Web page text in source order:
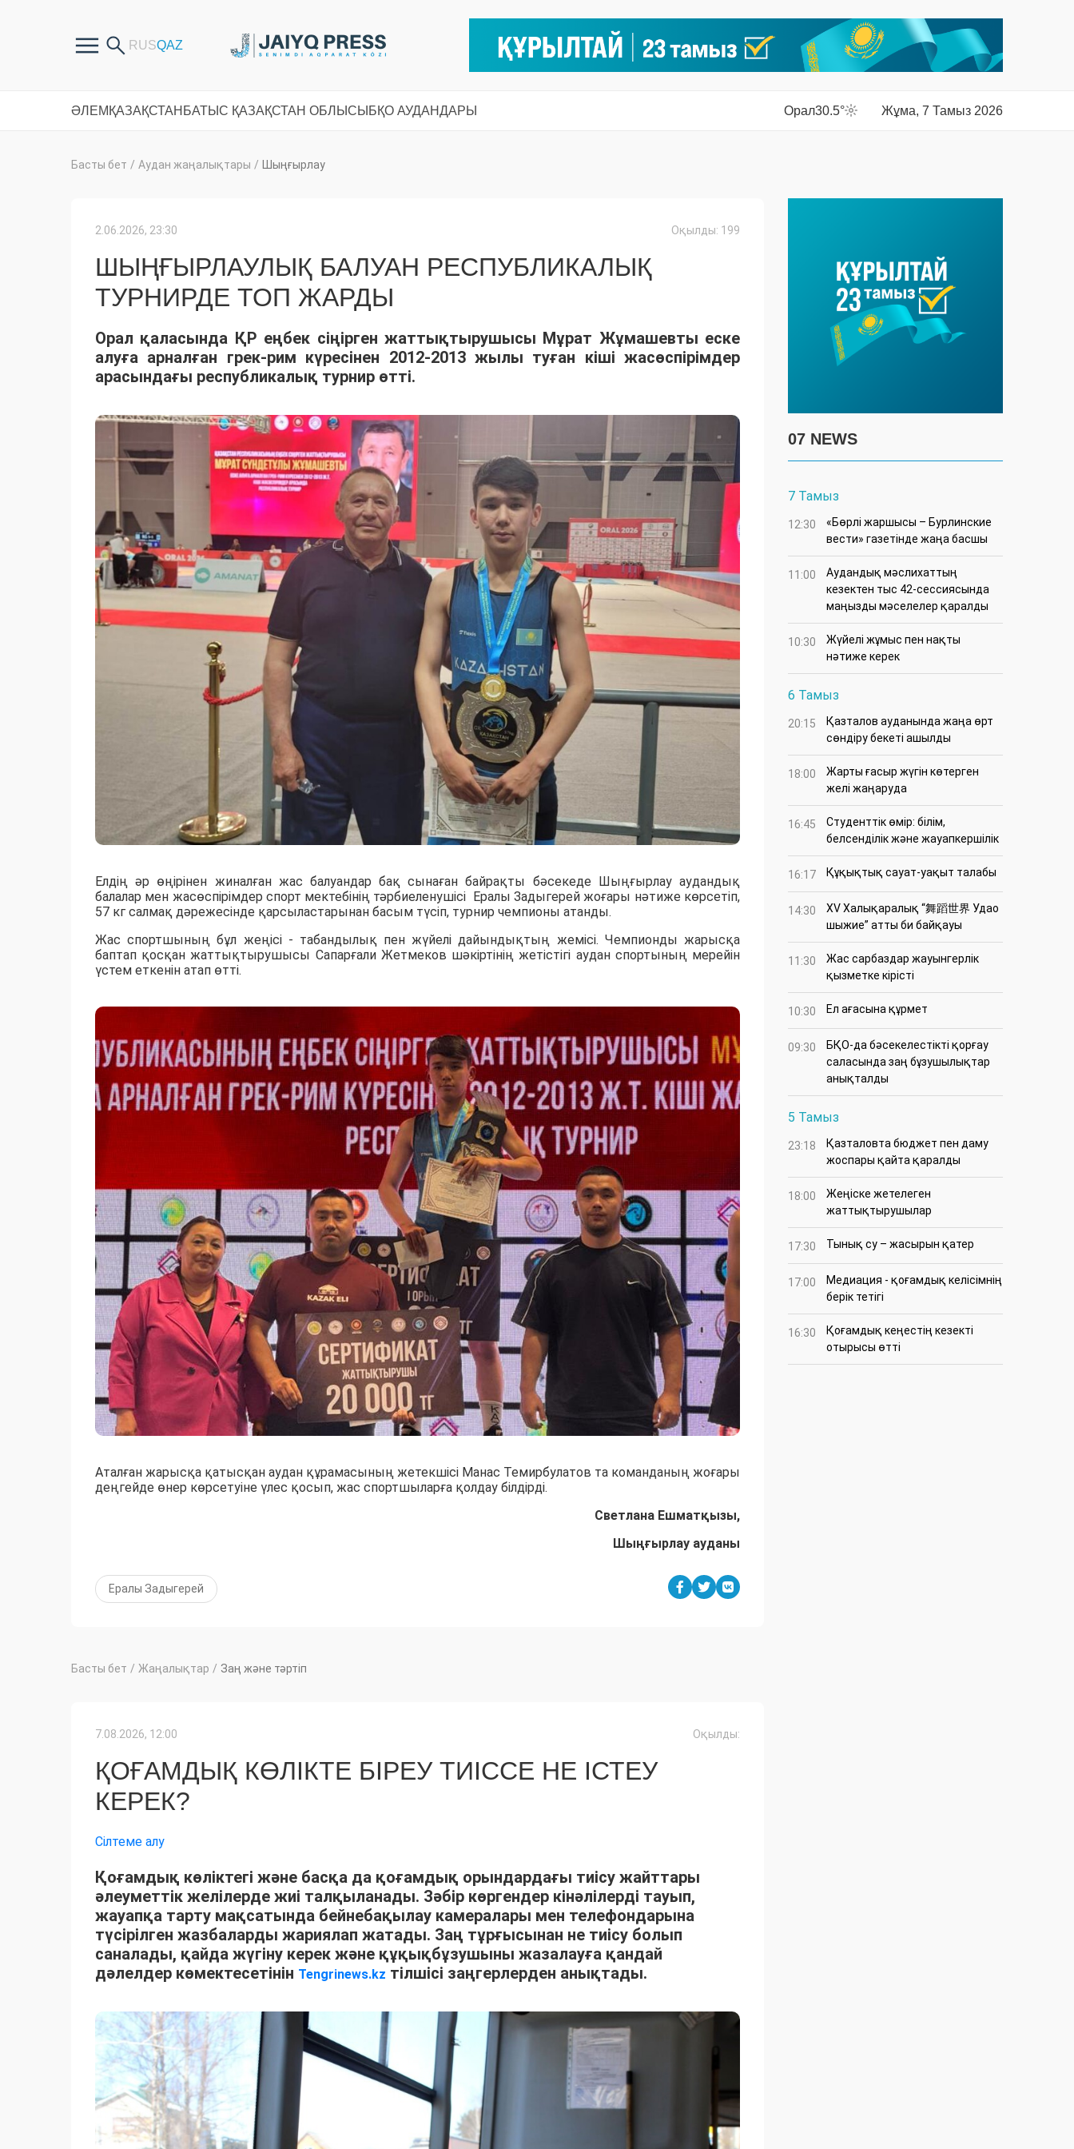
ӘЛЕМ ҚАЗАҚСТАН БАТЫС ҚАЗАҚСТАН ОБЛЫСЫ БҚО АУДАНДАРЫ Орал30.5° Жұма, 7 Тамыз 2026
Басты бет / Аудан жаңалықтары / Шыңғырлау
2.06.2026, 23:30 Оқылды: 199
ШЫҢҒЫРЛАУЛЫҚ БАЛУАН РЕСПУБЛИКАЛЫҚ
ТУРНИРДЕ ТОП ЖАРДЫ
Орал қаласында ҚР еңбек сіңірген жаттықтырушысы Мұрат Жұмашевты еске
алуға арналған грек-рим күресінен 2012-2013 жылы туған кіші жасөспірімдер
арасындағы республикалық турнир өтті.
Елдің әр өңірінен жиналған жас балуандар бақ сынаған байрақты бәсекеде Шыңғырлау аудандық
балалар мен жасөспірімдер спорт мектебінің тәрбиеленушісі Ералы Задыгерей жоғары нәтиже көрсетіп,
57 кг салмақ дәрежесінде қарсыластарынан басым түсіп, турнир чемпионы атанды.
Жас спортшының бұл жеңісі - табандылық пен жүйелі дайындықтың жемісі. Чемпионды жарысқа
баптап қосқан жаттықтырушысы Сапарғали Жетмеков шәкіртінің жетістігі аудан спортының мерейін
үстем еткенін атап өтті.
Аталған жарысқа қатысқан аудан құрамасының жетекшісі Манас Темирбулатов та команданың жоғары
деңгейде өнер көрсетуіне үлес қосып, жас спортшыларға қолдау білдірді.
Светлана Ешматқызы,
Шыңғырлау ауданы
Ералы Задыгерей
Басты бет / Жаңалықтар / Заң және тәртіп
7.08.2026, 12:00 Оқылды:
ҚОҒАМДЫҚ КӨЛІКТЕ БІРЕУ ТИІССЕ НЕ ІСТЕУ
КЕРЕК?
Сілтеме алу
Қоғамдық көліктегі және басқа да қоғамдық орындардағы тиісу жайттары
әлеуметтік желілерде жиі талқыланады. Зәбір көргендер кінәлілерді тауып,
жауапқа тарту мақсатында бейнебақылау камералары мен телефондарына
түсірілген жазбаларды жариялап жатады. Заң тұрғысынан не тиісу болып
саналады, қайда жүгіну керек және құқықбұзушыны жазалауға қандай
дәлелдер көмектесетінін Tengrinews.kz тілшісі заңгерлерден анықтады.
07 NEWS
7 Тамыз
12:30
«Бөрлі жаршысы – Бурлинские
вести» газетінде жаңа басшы
11:00
Аудандық мәслихаттың
кезектен тыс 42-сессиясында
маңызды мәселелер қаралды
10:30
Жүйелі жұмыс пен нақты
нәтиже керек
6 Тамыз
20:15
Қазталов ауданында жаңа өрт
сөндіру бекеті ашылды
18:00
Жарты ғасыр жүгін көтерген
желі жаңаруда
16:45
Студенттік өмір: білім,
белсенділік және жауапкершілік
16:17 Құқықтық сауат-уақыт талабы
14:30
XV Халықаралық “舞蹈世界 Удао
шыжие” атты би байқауы
11:30
Жас сарбаздар жауынгерлік
қызметке кірісті
10:30 Ел ағасына құрмет
09:30
БҚО-да бәсекелестікті қорғау
саласында заң бұзушылықтар
анықталды
5 Тамыз
23:18
Қазталовта бюджет пен даму
жоспары қайта қаралды
18:00
Жеңіске жетелеген
жаттықтырушылар
17:30 Тынық су – жасырын қатер
17:00
Медиация - қоғамдық келісімнің
берік тетігі
16:30
Қоғамдық кеңестің кезекті
отырысы өтті